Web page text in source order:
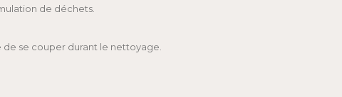
de déchets.
se couper durant le nettoyage.